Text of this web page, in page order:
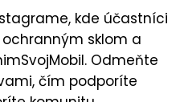
, kde účastníci
sklom a
Odmeňte
, čím podporíte